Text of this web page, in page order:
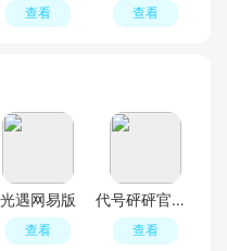
查看 查看
光遇网易版
查看
代号砰砰官方正版(夜幕之下)
查看